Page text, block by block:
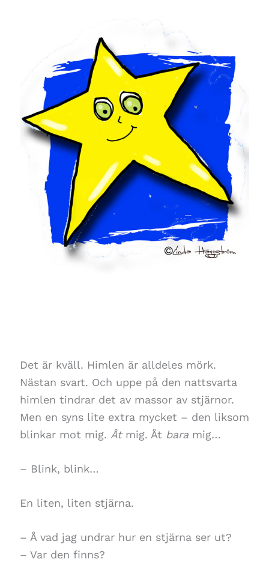
Det är kväll. Himlen är alldeles mörk.
Nästan svart. Och uppe på den nattsvarta
himlen tindrar det av massor av stjärnor.
Men en syns lite extra mycket – den liksom
blinkar mot mig. Åtmig. Åt baramig…
– Blink, blink…
En liten, liten stjärna.
– Å vad jag undrar hur en stjärna ser ut?
– Var den finns?